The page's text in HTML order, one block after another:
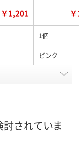
￥1,201
1個
ピンク
NA65748
されていま